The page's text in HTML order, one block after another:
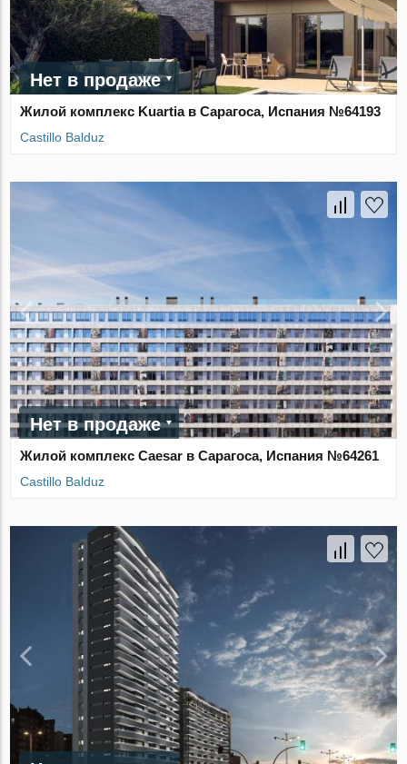
Нет в продаже
Жилой комплекс Kuartia в Сарагоса, Испания №64193
Castillo Balduz
Нет в продаже
Жилой комплекс Caesar в Сарагоса, Испания №64261
Castillo Balduz